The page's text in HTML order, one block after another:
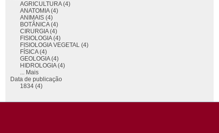
AGRICULTURA (4)
ANATOMIA (4)
ANIMAIS (4)
BOTÂNICA (4)
CIRURGIA (4)
FISIOLOGIA (4)
FISIOLOGIA VEGETAL (4)
FÍSICA (4)
GEOLOGIA (4)
HIDROLOGIA (4)
... Mais
Data de publicação
1834 (4)